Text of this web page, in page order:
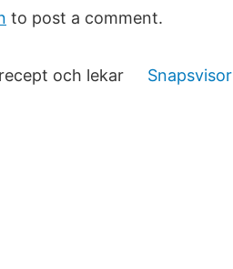
to post a comment.
och lekar Snapsvisor